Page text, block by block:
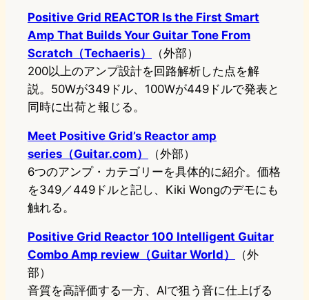
Positive Grid REACTOR Is the First Smart
Amp That Builds Your Guitar Tone From
Scratch（Techaeris）
（外部）
200以上のアンプ設計を回路解析した点を解
説。50Wが349ドル、100Wが449ドルで発表と
同時に出荷と報じる。
Meet Positive Grid’s Reactor amp
series（Guitar.com）
（外部）
6つのアンプ・カテゴリーを具体的に紹介。価格
を349／449ドルと記し、Kiki Wongのデモにも
触れる。
Positive Grid Reactor 100 Intelligent Guitar
Combo Amp review（Guitar World）
（外
部）
音質を高評価する一方、AIで狙う音に仕上げる